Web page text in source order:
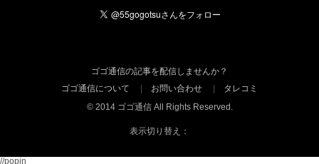
ゴゴ通信の記事を配信しませんか？
ゴゴ通信について
お問い合わせ
タレコミ
© 2014 ゴゴ通信 All Rights Reserved.
表示切り替え：
//popin